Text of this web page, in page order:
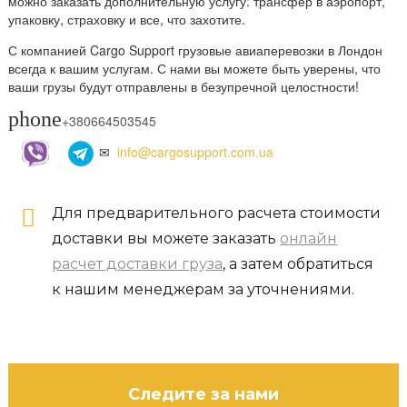
упаковку, страховку и все, что захотите.
С компанией Cargo Support грузовые авиаперевозки в Лондон
всегда к вашим услугам. С нами вы можете быть уверены, что
ваши грузы будут отправлены в безупречной целостности!
phone+380664503545
✉ info@cargosupport.com.ua
Для предварительного расчета стоимости
доставки вы можете заказать онлайн
расчет доставки груза, а затем обратиться
к нашим менеджерам за уточнениями.
Следите за нами